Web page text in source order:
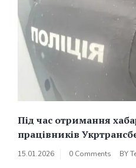
Під час отримання
працівників
15.01.2026 0 Comments BY